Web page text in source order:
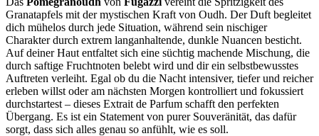
Granatapfels mit der mystischen Kraft von Oudh. Der Duft begleitet
dich mühelos durch jede Situation, während sein nischiger
Charakter durch extrem langanhaltende, dunkle Nuancen besticht.
Auf deiner Haut entfaltet sich eine süchtig machende Mischung, die
durch saftige Fruchtnoten belebt wird und dir ein selbstbewusstes
Auftreten verleiht. Egal ob du die Nacht intensiver, tiefer und reicher
erleben willst oder am nächsten Morgen kontrolliert und fokussiert
durchstartest – dieses Extrait de Parfum schafft den perfekten
Übergang. Es ist ein Statement von purer Souveränität, das dafür
sorgt, dass sich alles genau so anfühlt, wie es soll.